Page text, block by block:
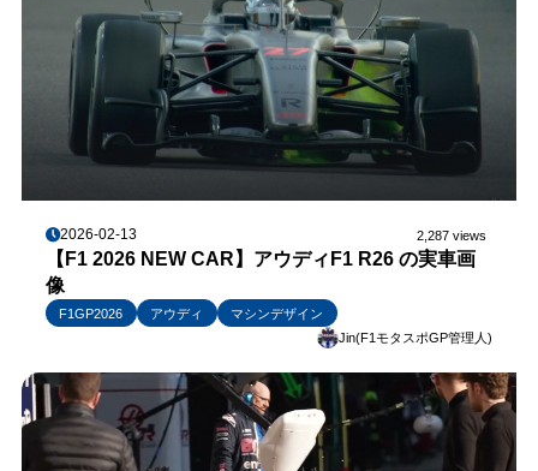
2026-02-13 2,287 views
【F1 2026 NEW CAR】アウディF1 R26 の実車画
像
F1GP2026 アウディ
マシンデザイン
Jin(F1モタスポGP管理人)